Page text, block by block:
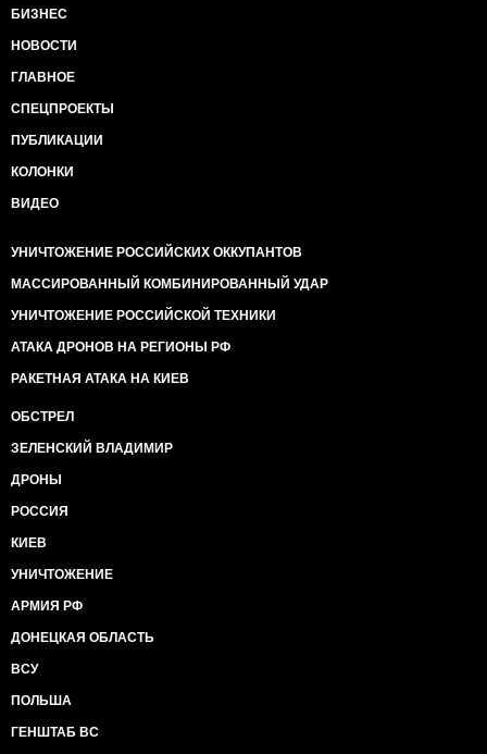
БИЗНЕС
НОВОСТИ
ГЛАВНОЕ
СПЕЦПРОЕКТЫ
ПУБЛИКАЦИИ
КОЛОНКИ
ВИДЕО
УНИЧТОЖЕНИЕ РОССИЙСКИХ ОККУПАНТОВ
МАССИРОВАННЫЙ КОМБИНИРОВАННЫЙ УДАР
УНИЧТОЖЕНИЕ РОССИЙСКОЙ ТЕХНИКИ
АТАКА ДРОНОВ НА РЕГИОНЫ РФ
РАКЕТНАЯ АТАКА НА КИЕВ
ОБСТРЕЛ
ЗЕЛЕНСКИЙ ВЛАДИМИР
ДРОНЫ
РОССИЯ
КИЕВ
УНИЧТОЖЕНИЕ
АРМИЯ РФ
ДОНЕЦКАЯ ОБЛАСТЬ
ВСУ
ПОЛЬША
ГЕНШТАБ ВС